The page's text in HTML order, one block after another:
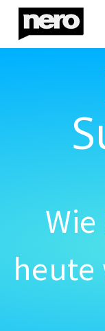
heute